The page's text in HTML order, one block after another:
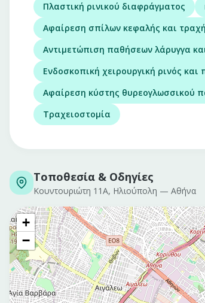
Πλαστική ρινικού διαφράγματος
Αφαίρεση σπίλων κεφαλής και
Αντιμετώπιση παθήσεων λάρυγγα
Ενδοσκοπική χειρουργική ρινός
Αφαίρεση κύστης θυρεογλωσσικού
Τραχειοστομία
Τοποθεσία & Οδηγίες
Κουντουριώτη 11Α, Ηλιούπολη — Αθήνα
+
−